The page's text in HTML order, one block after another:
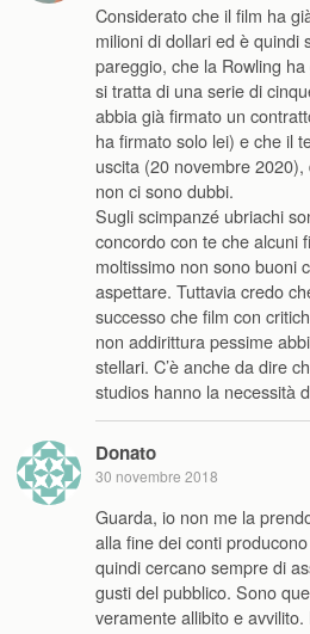
Considerato che il film ha
milioni di dollari ed è quindi
pareggio, che la Rowling
si tratta di una serie di
abbia già firmato un
ha firmato solo lei) e che il
uscita (20 novembre
non ci sono dubbi.
Sugli scimpanzé ubriachi
concordo con te che alcuni
moltissimo non sono buoni
aspettare. Tuttavia credo
successo che film con
non addirittura pessime
stellari. C’è anche da dire
studios hanno la necessità
Donato
30 novembre 2018
Guarda, io non me la
alla fine dei conti
quindi cercano sempre di
gusti del pubblico. Sono
veramente allibito e